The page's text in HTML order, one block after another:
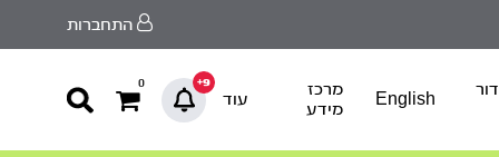
התחברות
English
מרכז
מידע
עוד
9+
0